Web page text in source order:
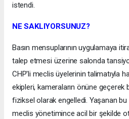
istendi.
NE SAKLIYORSUNUZ?
Basın mensuplarının uygulamaya
talep etmesi üzerine salonda
CHP'li meclis üyelerinin talimatıyla
ekipleri, kameraların önüne geçerek
fiziksel olarak engelledi. Yaşanan bu
meclis yönetimince acil bir şekilde